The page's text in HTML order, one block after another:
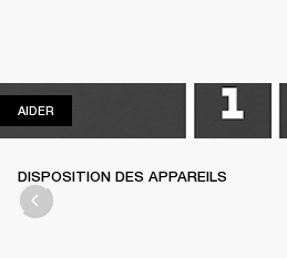
AIDER
DISPOSITION DES APPAREILS